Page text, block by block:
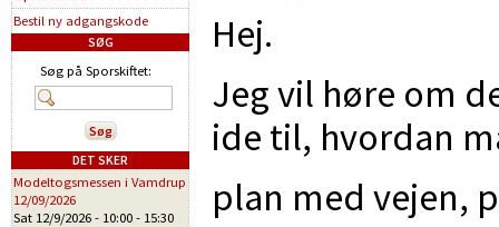
Hej.
Jeg vil høre om
ide til, hvordan
plan med vejen,
Bestil ny adgangskode
SØG
Søg på Sporskiftet:
DET SKER
Modeltogsmessen i Vamdrup
12/09/2026
Sat 12/9/2026 - 10:00 - 15:30